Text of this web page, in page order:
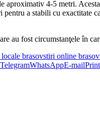
aproximativ 4-5 metri.
a stabili cu
au fost circumstanţele în
brasovstiri online brasov
TelegramWhatsAppE-mailPrint